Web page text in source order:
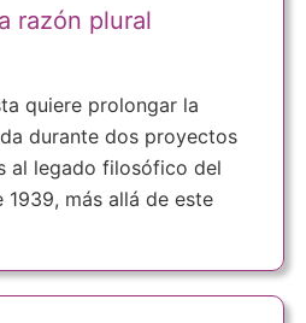
razón plural
quiere prolongar la
durante dos proyectos
al legado filosófico del
más allá de este